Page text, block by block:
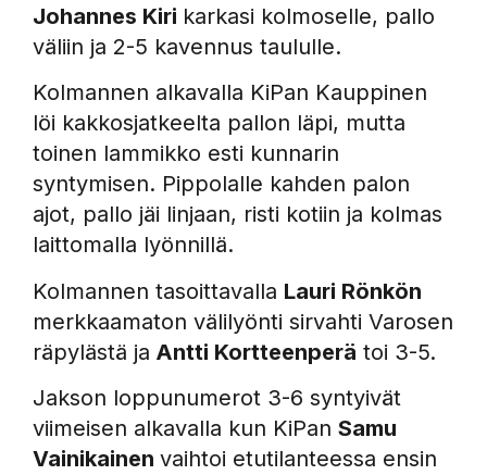
Johannes Kiri karkasi kolmoselle, pallo
väliin ja 2-5 kavennus taululle.
Kolmannen alkavalla KiPan Kauppinen
löi kakkosjatkeelta pallon läpi, mutta
toinen lammikko esti kunnarin
syntymisen. Pippolalle kahden palon
ajot, pallo jäi linjaan, risti kotiin ja kolmas
laittomalla lyönnillä.
Kolmannen tasoittavalla Lauri Rönkön
merkkaamaton välilyönti sirvahti Varosen
räpylästä ja Antti Kortteenperä toi 3-5.
Jakson loppunumerot 3-6 syntyivät
viimeisen alkavalla kun KiPan Samu
Vainikainen vaihtoi etutilanteessa ensin